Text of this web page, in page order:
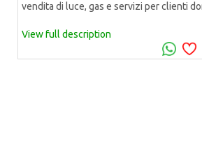
vendita di luce, gas e servizi per clienti
View full description